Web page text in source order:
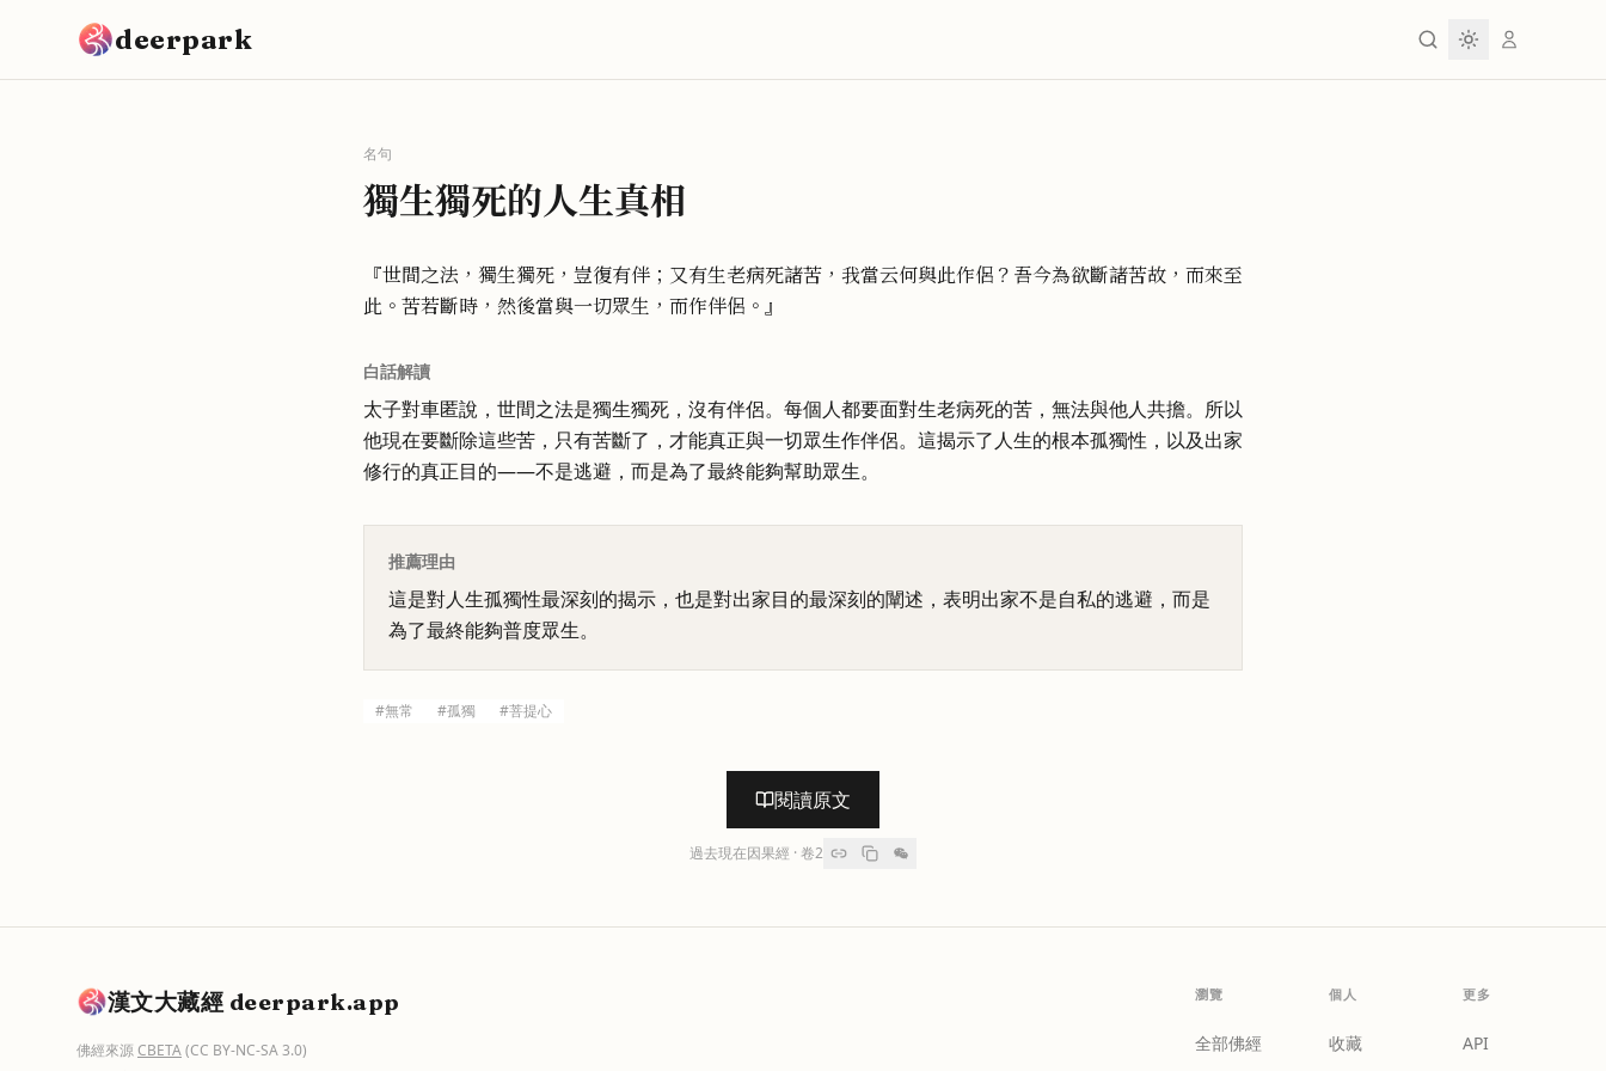
deerpark
名句
獨生獨死的人生真相
『世間之法，獨生獨死，豈復有伴；又有生老病死諸苦，我當云何與此作侶？吾今為欲斷諸苦故，而來至
此。苦若斷時，然後當與一切眾生，而作伴侶。』
白話解讀
太子對車匿說，世間之法是獨生獨死，沒有伴侶。每個人都要面對生老病死的苦，無法與他人共擔。所以
他現在要斷除這些苦，只有苦斷了，才能真正與一切眾生作伴侶。這揭示了人生的根本孤獨性，以及出家
修行的真正目的——不是逃避，而是為了最終能夠幫助眾生。
推薦理由
這是對人生孤獨性最深刻的揭示，也是對出家目的最深刻的闡述，表明出家不是自私的逃避，而是
為了最終能夠普度眾生。
#無常 #孤獨 #菩提心
閱讀原文
過去現在因果經 · 卷2
漢文大藏經 deerpark.app
佛經來源CBETA(CC BY-NC-SA 3.0)
瀏覽
全部佛經
個人
收藏
更多
API